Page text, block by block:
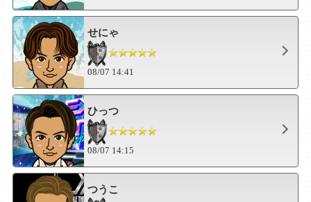
せにゃ
08/07 14:41
ひっつ
08/07 14:15
つうこ